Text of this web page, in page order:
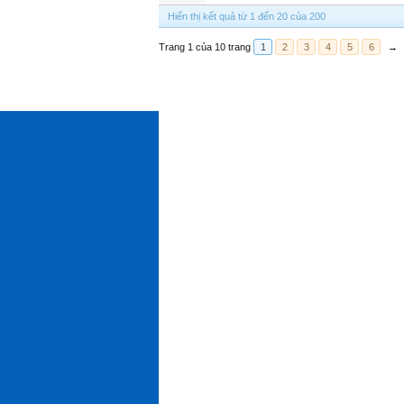
Hiển thị kết quả từ 1 đến 20 của 200
Trang 1 của 10 trang 1 2 3 4 5 6 →